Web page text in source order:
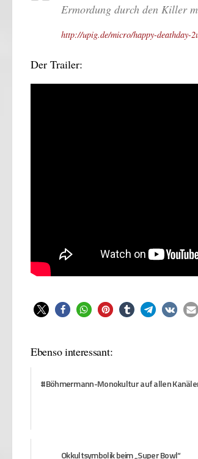
Ermordung durch den Killer
http://upig.de/micro/happy-deathday-
Der Trailer:
Ebenso interessant:
#Böhmermann-Monokultur auf allen
Okkultsymbolik beim „Super Bowl“